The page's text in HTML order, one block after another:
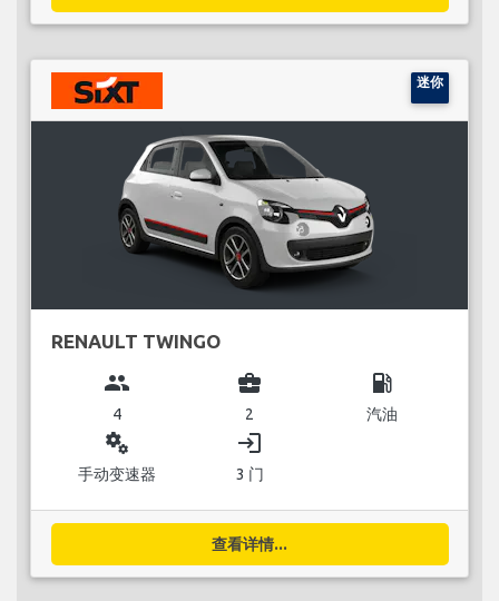
迷你
RENAULT TWINGO
group
4
business_center
2
local_gas_station
汽油
miscellaneous_services
手动变速器
login
3 门
查看详情...